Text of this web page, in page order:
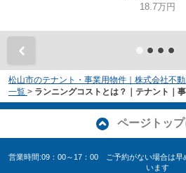
18.7万円
松山市のテナント・事業用物件｜株式会社不
一覧 > ランニングコストとは？｜テナント｜
ページトッ
営業時間:09：00～17：00 ご予約がない場合は早
います